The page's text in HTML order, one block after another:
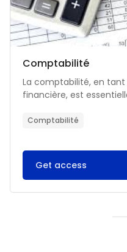
Catégorie de cours
Nom du cours
Comptabilité
Résumé du cours :
La comptabilité, en
financière, est
Comptabilité
Get access